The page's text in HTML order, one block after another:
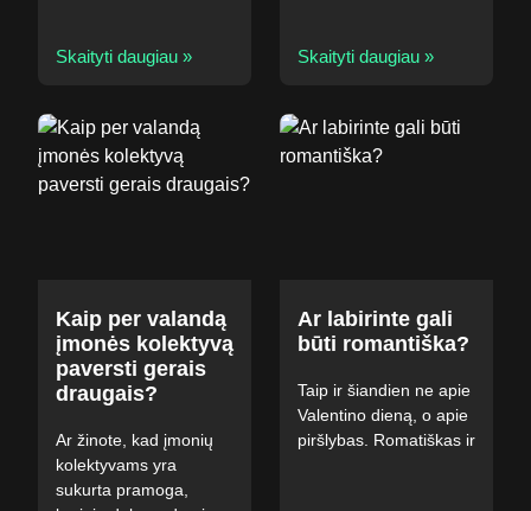
Skaityti daugiau » Skaityti daugiau »
Kaip per valandą
įmonės kolektyvą
paversti gerais
draugais?
Ar žinote, kad įmonių
kolektyvams yra
sukurta pramoga,
Ar labirinte gali
būti romantiška?
Taip ir šiandien ne apie
Valentino dieną, o apie
piršlybas. Romatiškas ir